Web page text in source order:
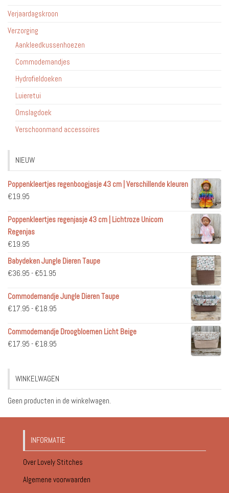
Verjaardagskroon
Verzorging
Aankleedkussenhoezen
Commodemandjes
Hydrofieldoeken
Luieretui
Omslagdoek
Verschoonmand accessoires
NIEUW
Poppenkleertjes regenboogjasje 43 cm | Verschillende kleuren
€19.95
Poppenkleertjes regenjasje 43 cm | Lichtroze Unicorn
Regenjas
€19.95
Babydeken Jungle Dieren Taupe
€36.95 - €51.95
tot
€51.95
Commodemandje Jungle Dieren Taupe
€17.95 - €18.95
tot
Commodemandje Droogbloemen Licht Beige
€17.95 - €18.95
€18.95
WINKELWAGEN
Geen producten in de winkelwagen.
INFORMATIE
Over Lovely Stitches
Algemene voorwaarden